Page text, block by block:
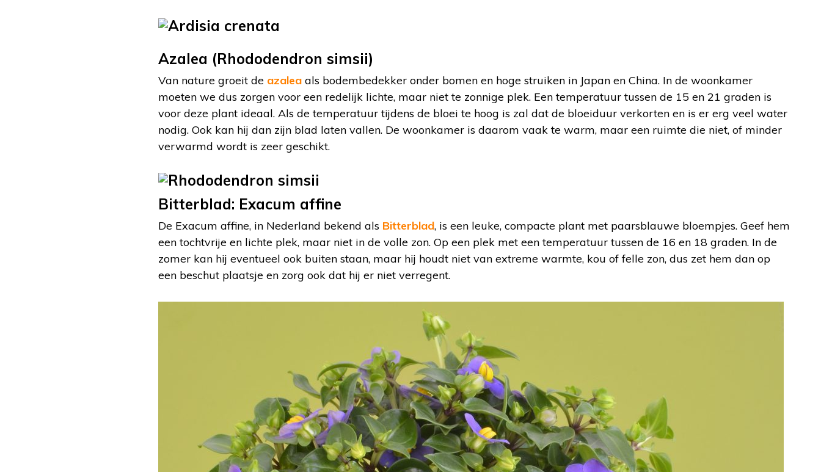
Azalea (Rhododendron simsii)
Van nature groeit de azalea als bodembedekker onder bomen en hoge struiken in Japan en China. In de woonkamer
moeten we dus zorgen voor een redelijk lichte, maar niet te zonnige plek. Een temperatuur tussen de 15 en 21 graden is
voor deze plant ideaal. Als de temperatuur tijdens de bloei te hoog is zal dat de bloeiduur verkorten en is er erg veel water
nodig. Ook kan hij dan zijn blad laten vallen. De woonkamer is daarom vaak te warm, maar een ruimte die niet, of minder
verwarmd wordt is zeer geschikt.
Bitterblad: Exacum affine
De Exacum affine, in Nederland bekend als Bitterblad, is een leuke, compacte plant met paarsblauwe bloempjes. Geef hem
een tochtvrije en lichte plek, maar niet in de volle zon. Op een plek met een temperatuur tussen de 16 en 18 graden. In de
zomer kan hij eventueel ook buiten staan, maar hij houdt niet van extreme warmte, kou of felle zon, dus zet hem dan op
een beschut plaatsje en zorg ook dat hij er niet verregent.